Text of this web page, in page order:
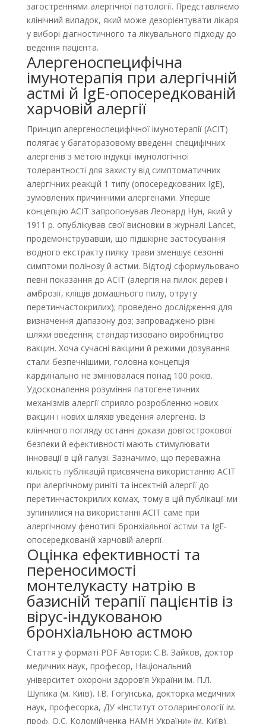
загостреннями алергічної патології. Представляємо
клінічний випадок, який може дезорієнтувати лікаря
у виборі діагностичного та лікувального підходу до
ведення пацієнта.
Алергеноспецифічна
імунотерапія при алергічній
астмі й IgE-опосередкованій
харчовій алергії
Принцип алергеноспецифічної імунотерапії (АСІТ)
полягає у багаторазовому введенні специфічних
алергенів з метою індукції імунологічної
толерантності для захисту від симптоматичних
алергічних реакцій 1 типу (опосередкованих IgE),
зумовлених причинними алергенами. Уперше
концепцію АСІТ запропонував Леонард Нун, який у
1911 р. опублікував свої висновки в журналі Lancet,
продемонструвавши, що підшкірне застосування
водного екстракту пилку трави зменшує сезонні
симптоми полінозу й астми. Відтоді сформульовано
певні показання до АСІТ (алергія на пилок дерев і
амброзії, кліщів домашнього пилу, отруту
перетинчастокрилих); проведено дослідження для
визначення діапазону доз; запроваджено різні
шляхи введення; стандартизовано виробництво
вакцин. Хоча сучасні вакцини й режими дозування
стали безпечнішими, головна концепція
кардинально не змінювалася понад 100 років.
Удосконалення розуміння патогенетичних
механізмів алергії сприяло розробленню нових
вакцин і нових шляхів уведення алергенів. Із
клінічного погляду останні докази довгострокової
безпеки й ефективності мають стимулювати
інновації в цій галузі. Зазначимо, що переважна
кількість публікацій присвячена використанню АСІТ
при алергічному риніті та інсектній алергії до
перетинчастокрилих комах, тому в цій публікації ми
зупинилися на використанні АСІТ саме при
алергічному фенотипі бронхіальної астми та IgE-
опосередкованій харчовій алергії.
Оцінка ефективності та
переносимості
монтелукасту натрію в
базисній терапії пацієнтів із
вірус-індукованою
бронхіальною астмою
Стаття у форматі PDF Автори: С.В. Зайков, доктор
медичних наук, професор, Національний
університет охорони здоров’я України ім. П.Л.
Шупика (м. Київ). І.В. Гогунська, докторка медичних
наук, професорка, ДУ «Інститут отоларингології ім.
проф. О.С. Коломійченка НАМН України» (м. Київ).